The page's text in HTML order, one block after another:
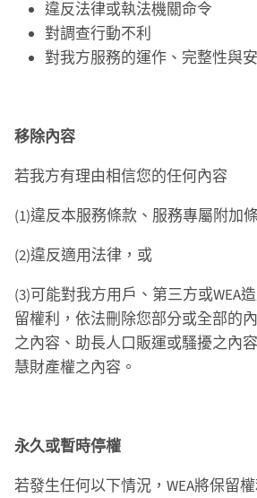
違反法律或執法機關命令
對調查行動不利
對我方服務的運作、完整性與
移除內容
若我方有理由相信您的任何內容
(1)違反本服務條款、服務專屬附加
(2)違反適用法律，或
(3)可能對我方用戶、第三方或WEA
留權利，依法刪除您部分或全部的
之內容、助長人口販運或騷擾之內
慧財產權之內容。
永久或暫時停權
若發生任何以下情況，WEA將保留